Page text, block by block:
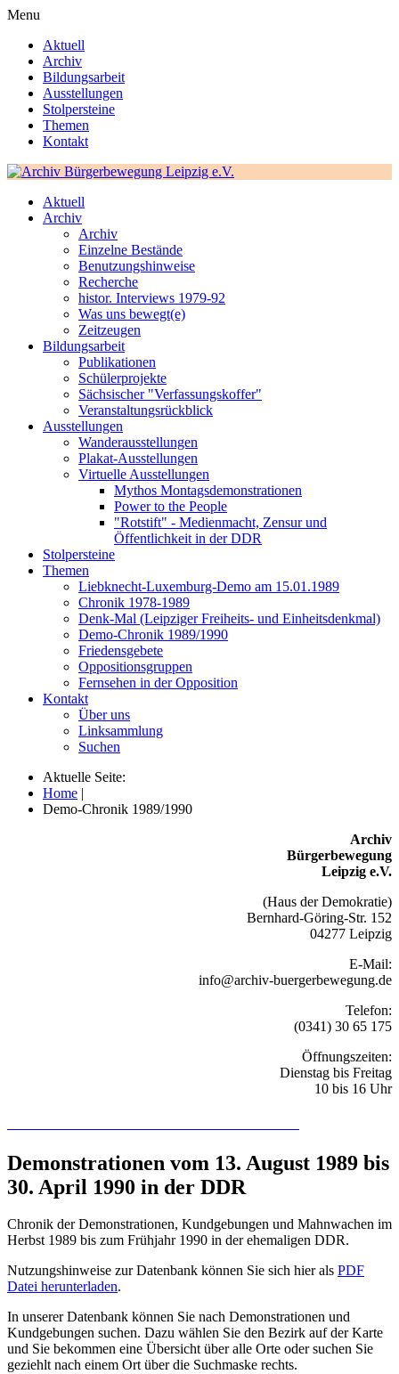
Menu
Aktuell
Archiv
Bildungsarbeit
Ausstellungen
Stolpersteine
Themen
Kontakt
Aktuell
Archiv
Archiv
Einzelne Bestände
Benutzungshinweise
Recherche
histor. Interviews 1979-92
Was uns bewegt(e)
Zeitzeugen
Bildungsarbeit
Publikationen
Schülerprojekte
Sächsischer "Verfassungskoffer"
Veranstaltungsrückblick
Ausstellungen
Wanderausstellungen
Plakat-Ausstellungen
Virtuelle Ausstellungen
Mythos Montagsdemonstrationen
Power to the People
"Rotstift" - Medienmacht, Zensur und
Öffentlichkeit in der DDR
Stolpersteine
Themen
Liebknecht-Luxemburg-Demo am 15.01.1989
Chronik 1978-1989
Denk-Mal (Leipziger Freiheits- und Einheitsdenkmal)
Demo-Chronik 1989/1990
Friedensgebete
Oppositionsgruppen
Fernsehen in der Opposition
Kontakt
Über uns
Linksammlung
Suchen
Aktuelle Seite:
Home |
Demo-Chronik 1989/1990
Archiv
Bürgerbewegung
Leipzig e.V.
(Haus der Demokratie)
Bernhard-Göring-Str. 152
04277 Leipzig
E-Mail:
info@archiv-buergerbewegung.de
Telefon:
(0341) 30 65 175
Öffnungszeiten:
Dienstag bis Freitag
10 bis 16 Uhr
Demonstrationen vom 13. August 1989 bis
30. April 1990 in der DDR
Chronik der Demonstrationen, Kundgebungen und Mahnwachen im
Herbst 1989 bis zum Frühjahr 1990 in der ehemaligen DDR.
Nutzungshinweise zur Datenbank können Sie sich hier als PDF
Datei herunterladen.
In unserer Datenbank können Sie nach Demonstrationen und
Kundgebungen suchen. Dazu wählen Sie den Bezirk auf der Karte
und Sie bekommen eine Übersicht über alle Orte oder suchen Sie
geziehlt nach einem Ort über die Suchmaske rechts.